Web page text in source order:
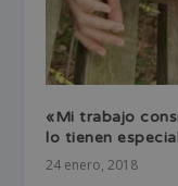
«Mi trabajo
lo tienen
24 enero, 2018